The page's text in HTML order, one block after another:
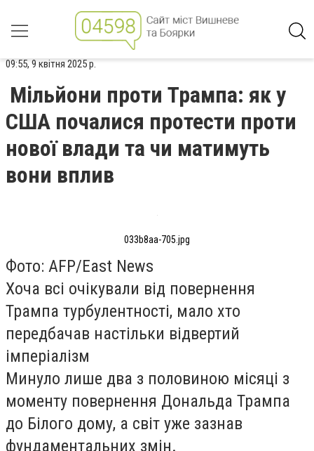
09:55, 9 квітня 2025 р.
Мільйони проти Трампа: як у
США почалися протести проти
нової влади та чи матимуть
вони вплив
033b8aa-705.jpg
Фото: AFP/East News
Хоча всі очікували від повернення
Трампа турбулентності, мало хто
передбачав настільки відвертий
імперіалізм
Минуло лише два з половиною місяці з
моменту повернення Дональда Трампа
до Білого дому, а світ уже зазнав
фундаментальних змін.